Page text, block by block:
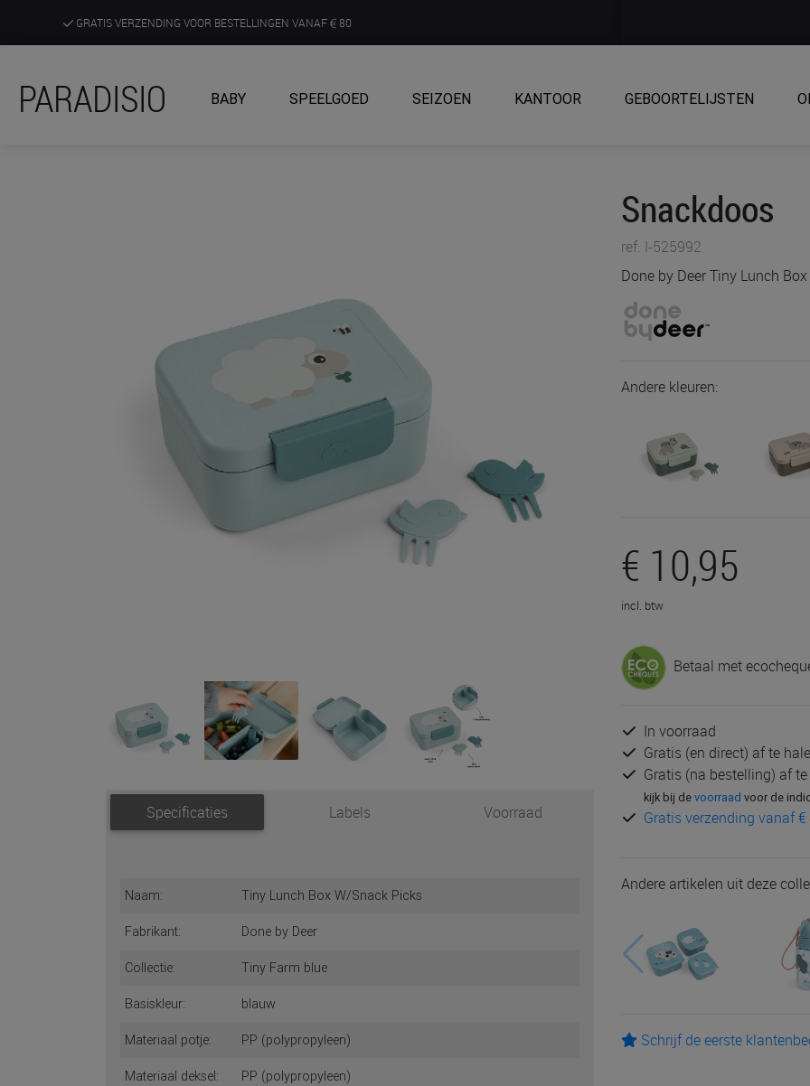
GRATIS VERZENDING VOOR BESTELLINGEN VANAF 80
ONTDEK, BELEEF EN KRIJG ADVIES IN ONZE WINKELS
PARADISIO BABY SPEELGOED SEIZOEN KANTOOR GEBOORTELIJSTEN
Specificaties Labels Voorraad
Naam: Tiny Lunch Box W/Snack Picks
Fabrikant: Done by Deer
Collectie: Tiny Farm blue
Basiskleur: blauw
Materiaal potje: PP (polypropyleen)
Materiaal deksel: PP (polypropyleen)
Snackdoos
ref. I-525992
Done by Deer Tiny Lunch
Andere kleuren:
€ 10,95
incl. btw
Betaal met
In voorraad
Gratis (en direct) af te
Gratis (na bestelling) af
kijk bij devoorraad voor de
Gratis verzending vanaf €
Andere artikelen uit deze
Schrijf de eerste